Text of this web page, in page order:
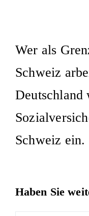
Wer als
Schweiz
Deutschland
Schweiz ein.
Haben Sie